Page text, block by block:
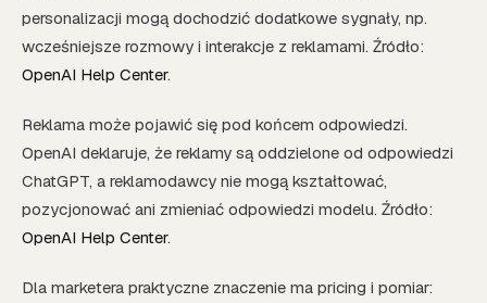
personalizacji mogą dochodzić dodatkowe sygnały, np.
wcześniejsze rozmowy i interakcje z reklamami. Źródło:
OpenAI Help Center.
Reklama może pojawić się pod końcem odpowiedzi.
OpenAI deklaruje, że reklamy są oddzielone od odpowiedzi
ChatGPT, a reklamodawcy nie mogą kształtować,
pozycjonować ani zmieniać odpowiedzi modelu. Źródło:
OpenAI Help Center.
Dla marketera praktyczne znaczenie ma pricing i pomiar: